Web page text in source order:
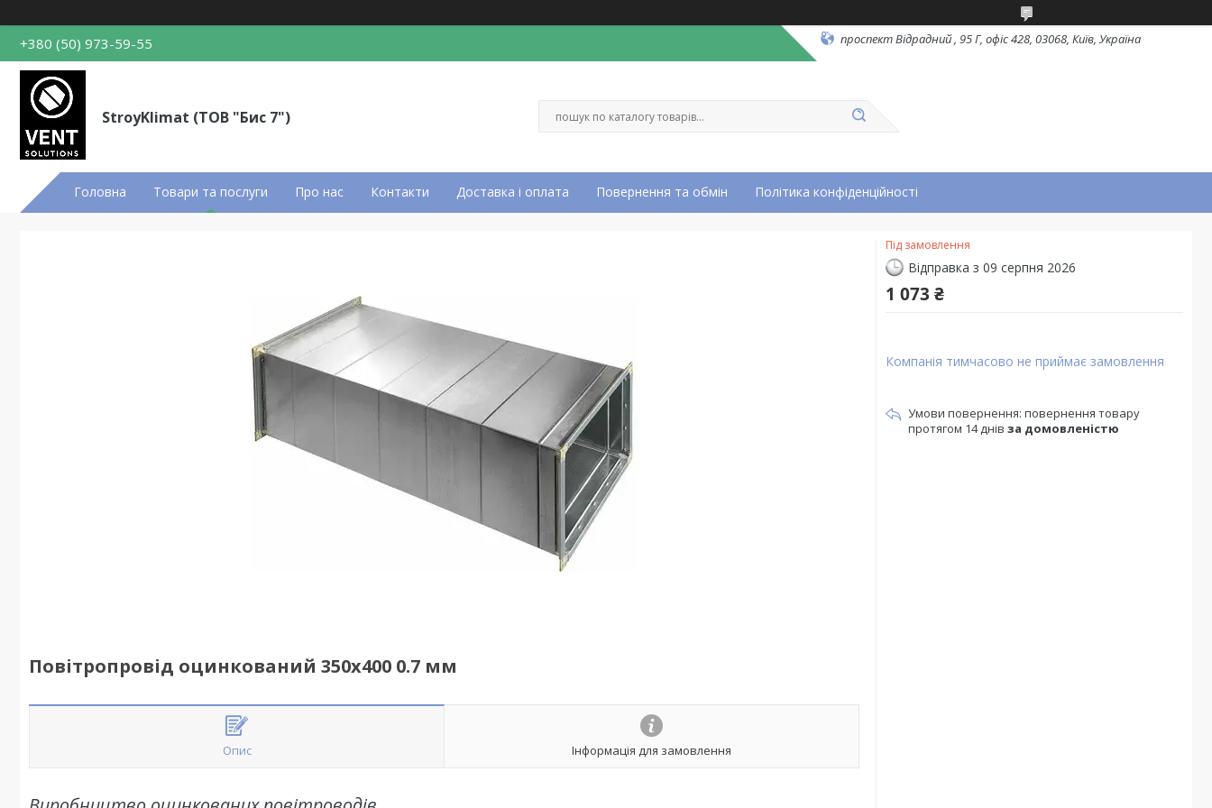
+380 (50) 973-59-55 проспект Відрадний , 95 Г, офіс 428, 03068, Київ, Україна
StroyKlimat (ТОВ "Бис 7")
Головна Товари та послуги Про нас Контакти Доставка і оплата Повернення та обмін Політика конфіденційності
Повітропровід оцинкований 350х400 0.7 мм
Опис Інформація для замовлення
Під замовлення
Відправка з 09 серпня 2026
1 073 ₴
Компанія тимчасово не приймає замовлення
повернення товару
протягом 14 днів за домовленістю